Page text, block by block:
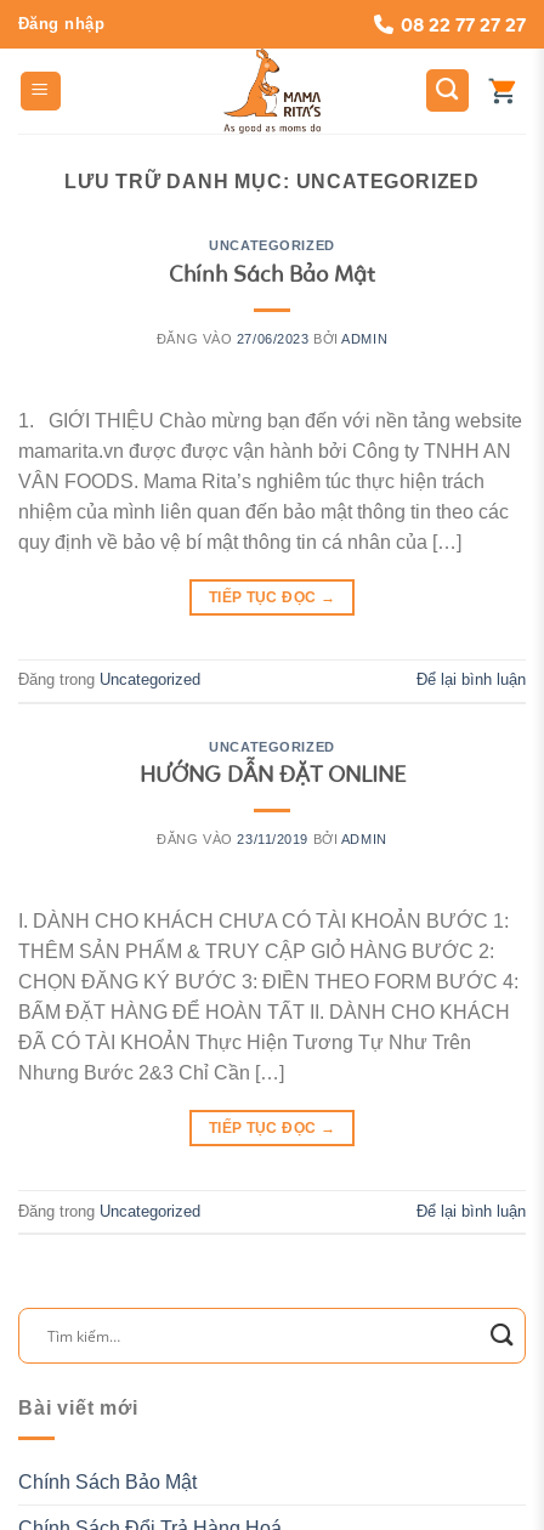
Bỏ
qua
nội
dung
Đăng nhập 08 22 77 27 27
LƯU TRỮ DANH MỤC: UNCATEGORIZED
Bài viết mới
Chính Sách Bảo Mật
UNCATEGORIZED
Chính Sách Bảo Mật
ĐĂNG VÀO 27/06/2023 BỞIADMIN
1. GIỚI THIỆU Chào mừng bạn đến với nền tảng website
mamarita.vn được được vận hành bởi Công ty TNHH AN
VÂN FOODS. Mama Rita’s nghiêm túc thực hiện trách
nhiệm của mình liên quan đến bảo mật thông tin theo các
quy định về bảo vệ bí mật thông tin cá nhân của […]
TIẾP TỤC ĐỌC →
Đăng trong Uncategorized Để lại bình luận
UNCATEGORIZED
HƯỚNG DẪN ĐẶT ONLINE
ĐĂNG VÀO23/11/2019 BỞI ADMIN
I. DÀNH CHO KHÁCH CHƯA CÓ TÀI KHOẢN BƯỚC 1:
THÊM SẢN PHẨM & TRUY CẬP GIỎ HÀNG BƯỚC 2:
CHỌN ĐĂNG KÝ BƯỚC 3: ĐIỀN THEO FORM BƯỚC 4:
BẤM ĐẶT HÀNG ĐỂ HOÀN TẤT II. DÀNH CHO KHÁCH
ĐÃ CÓ TÀI KHOẢN Thực Hiện Tương Tự Như Trên
Nhưng Bước 2&3 Chỉ Cần […]
TIẾP TỤC ĐỌC →
Đăng trong Uncategorized Để lại bình luận